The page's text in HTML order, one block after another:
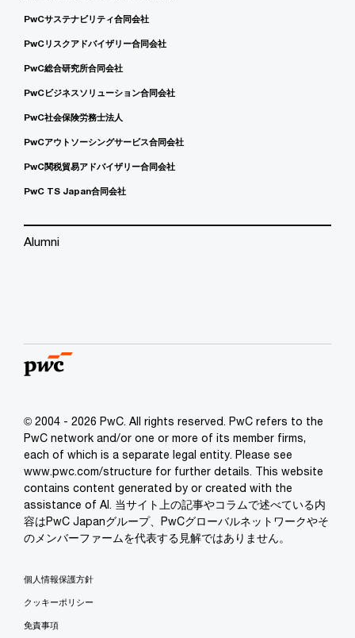
PwCサステナビリティ合同会社
PwCリスクアドバイザリー合同会社
PwC総合研究所合同会社
PwCビジネスソリューション合同会社
PwC社会保険労務士法人
PwCアウトソーシングサービス合同会社
PwC関税貿易アドバイザリー合同会社
PwC TS Japan合同会社
Alumni
© 2004 - 2026 PwC. All rights reserved. PwC refers to the
PwC network and/or one or more of its member firms,
each of which is a separate legal entity. Please see
www.pwc.com/structure for further details. This website
contains content generated by or created with the
assistance of AI. 当サイト上の記事やコラムで述べている内
容はPwC Japanグループ、PwCグローバルネットワークやそ
のメンバーファームを代表する見解ではありません。
個人情報保護方針
クッキーポリシー
免責事項